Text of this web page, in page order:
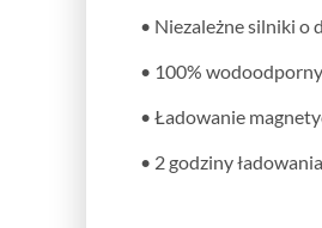
• Niezależne silniki o
• 100% wodoodporny
• Ładowanie
• 2 godziny